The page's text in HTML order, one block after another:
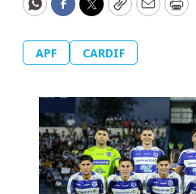
WhatsApp
Facebook
Twitter
CopyEmail
APF CARDIF